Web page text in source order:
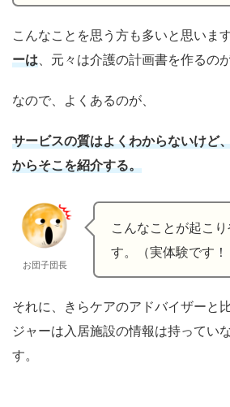
こんなことを思う方も多いと思います
ーは 、元々は介護の計画書を作るの
なので、よくあるのが、
サービスの質はよくわからないけど
からそこを紹介する。
お団子団長
こんなことが起こ
す。（実体験です！
それに、きらケアのアドバイザーと
ジャーは入居施設の情報は持ってい
す。